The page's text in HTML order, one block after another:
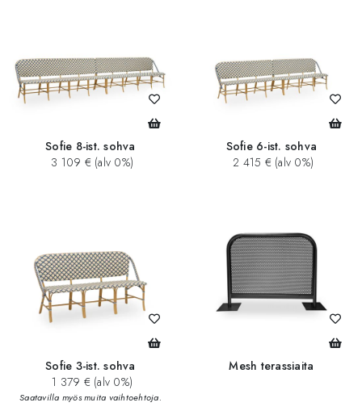
Sofie 8-ist. sohva
3 109 € (alv 0%)
Sofie 6-ist. sohva
2 415 € (alv 0%)
Sofie 3-ist. sohva
1 379 € (alv 0%)
Saatavilla myös muita vaihtoehtoja.
Mesh terassiaita